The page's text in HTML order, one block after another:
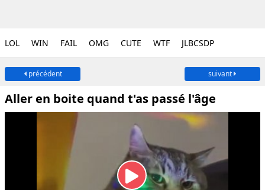
LOL WIN FAIL OMG CUTE WTF JLBCSDP
précédent suivant
Aller en boite quand t'as passé l'âge